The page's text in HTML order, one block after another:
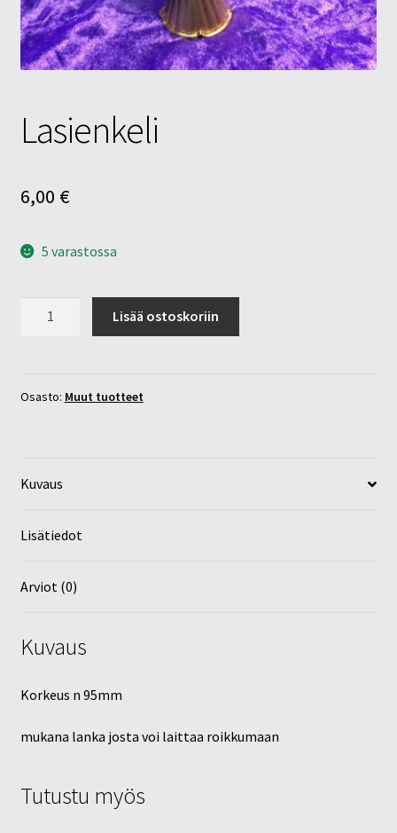
Tietosuojaseloste
Tuotteet
Lasienkeli
6,00 €
5 varastossa
Lisää ostoskoriin
Osasto: Muut tuotteet
Kuvaus
Lisätiedot
Arviot (0)
Kuvaus
Korkeus n 95mm
mukana lanka josta voi laittaa roikkumaan
Tutustu myös